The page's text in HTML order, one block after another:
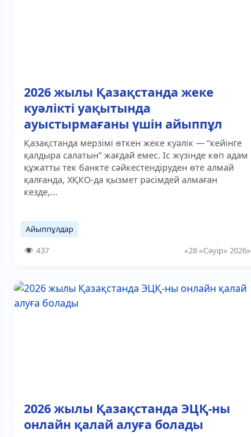
2026 жылы Қазақстанда жеке
куәлікті уақытында
ауыстырмағаны үшін айыппұл
Қазақстанда мерзімі өткен жеке куәлік — “кейінге
қалдыра салатын” жағдай емес. Іс жүзінде көп адам
құжатты тек банкте сәйкестендіруден өте алмай
қалғанда, ХҚКО-да қызмет рәсімдей алмаған
кезде,...
Айыппұлдар
437
«28 «Сәуір» 2026»
2026 жылы Қазақстанда ЭЦҚ-ны
онлайн қалай алуға болады